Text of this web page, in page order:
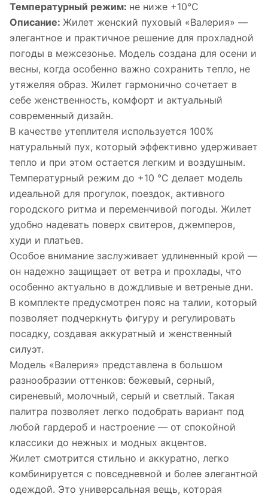
Температурный режим: не ниже +10°С
Описание: Жилет женский пуховый «Валерия» —
элегантное и практичное решение для прохладной
погоды в межсезонье. Модель создана для осени и
весны, когда особенно важно сохранить тепло, не
утяжеляя образ. Жилет гармонично сочетает в
себе женственность, комфорт и актуальный
современный дизайн.
В качестве утеплителя используется 100%
натуральный пух, который эффективно удерживает
тепло и при этом остается легким и воздушным.
Температурный режим до +10 °C делает модель
идеальной для прогулок, поездок, активного
городского ритма и переменчивой погоды. Жилет
удобно надевать поверх свитеров, джемперов,
худи и платьев.
Особое внимание заслуживает удлиненный крой —
он надежно защищает от ветра и прохлады, что
особенно актуально в дождливые и ветреные дни.
В комплекте предусмотрен пояс на талии, который
позволяет подчеркнуть фигуру и регулировать
посадку, создавая аккуратный и женственный
силуэт.
Модель «Валерия» представлена в большом
разнообразии оттенков: бежевый, серный,
сиреневый, молочный, серый и светлый. Такая
палитра позволяет легко подобрать вариант под
любой гардероб и настроение — от спокойной
классики до нежных и модных акцентов.
Жилет смотрится стильно и аккуратно, легко
комбинируется с повседневной и более элегантной
одеждой. Это универсальная вещь, которая